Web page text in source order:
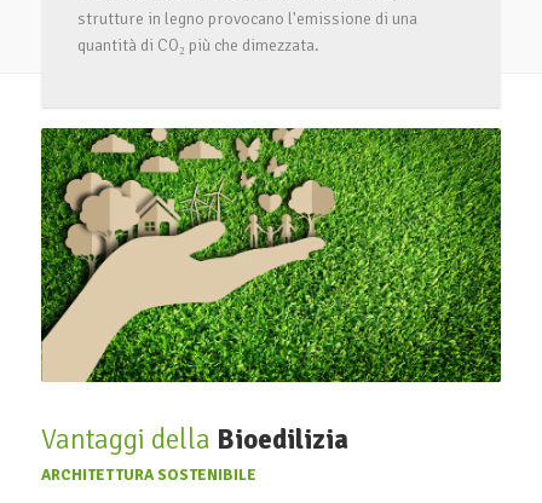
strutture in legno provocano l'emissione di una
quantità di CO₂ più che dimezzata.
Vantaggi della Bioedilizia
ARCHITETTURA SOSTENIBILE